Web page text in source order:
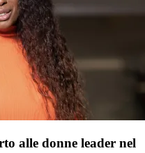
alle donne leader nel